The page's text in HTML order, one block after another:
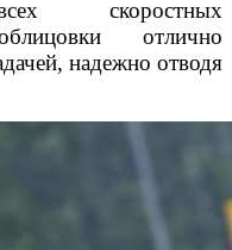
скоростных
отлично
надежно отводя